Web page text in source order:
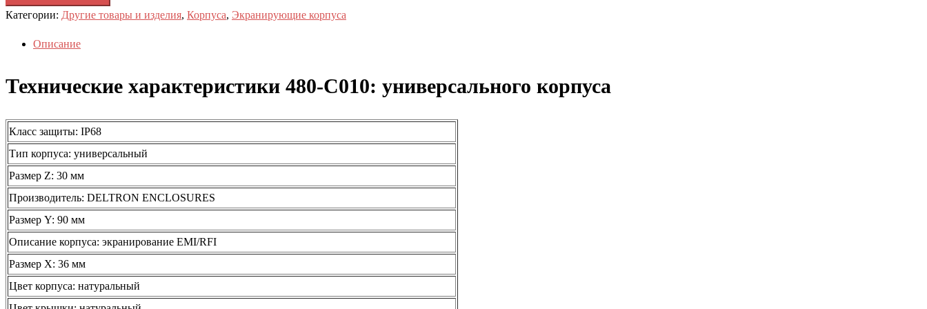
Категории: Другие товары и изделия, Корпуса, Экранирующие корпуса
Описание
Технические характеристики 480-C010: универсального корпуса
Класс защиты: IP68
Тип корпуса: универсальный
Размер Z: 30 мм
Производитель: DELTRON ENCLOSURES
Размер Y: 90 мм
Описание корпуса: экранирование EMI/RFI
Размер Х: 36 мм
Цвет корпуса: натуральный